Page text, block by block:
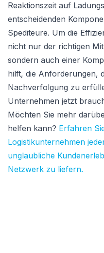
Reaktionszeit auf
entscheidenden
Spediteure. Um die
nicht nur der richtigen
sondern auch einer
hilft, die Anforderungen,
Nachverfolgung zu
Unternehmen jetzt
Möchten Sie mehr
helfen kann? Erfahren
Logistikunternehmen
unglaubliche
Netzwerk zu liefern.